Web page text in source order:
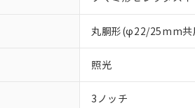
丸胴形(φ22/25mm共
照光
3ノッチ